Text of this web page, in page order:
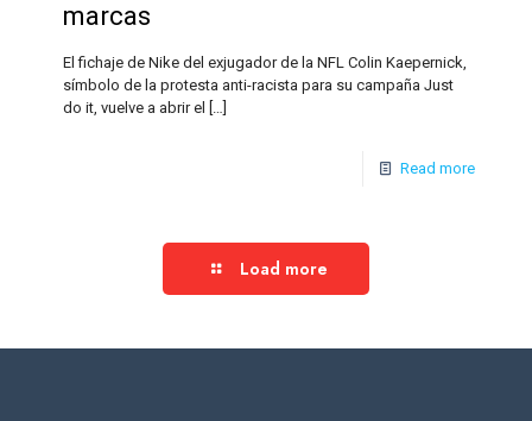
marcas
El fichaje de Nike del exjugador de la NFL Colin Kaepernick,
símbolo de la protesta anti-racista para su campaña Just
do it, vuelve a abrir el
[…]
Read more
Load more